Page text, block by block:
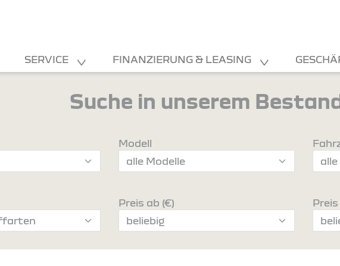
SERVICE FINANZIERUNG & LEASING
Suche in unserem
Modell
Preis ab (€) Preis